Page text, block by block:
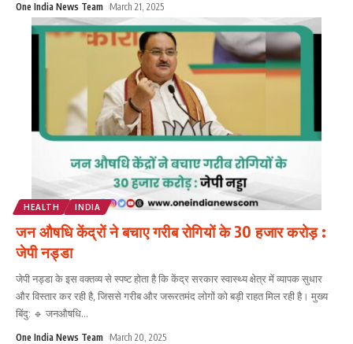
One India News Team March 21, 2025
HEALTH INDIA
जन औषधि केंद्रों ने बचाए गरीब रोगियों के 30 हजार करोड़ :
जेपी नड्डा
जेपी नड्डा के इस वक्तव्य से स्पष्ट होता है कि केंद्र सरकार स्वास्थ्य क्षेत्र में व्यापक सुधार
और विस्तार कर रही है, जिससे गरीब और जरूरतमंद लोगों को बड़ी राहत मिल रही है। मुख्य
बिंदु: 🔹 जनऔषधि...
One India News Team March 20, 2025